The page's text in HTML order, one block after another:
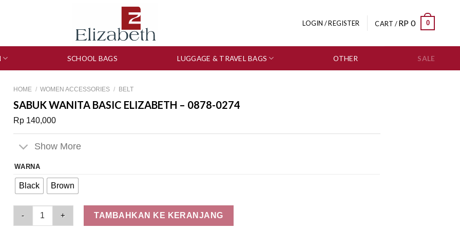
LOGIN / REGISTER CART /RP 0 0
SCHOOL BAGS LUGGAGE & TRAVEL BAGS OTHER SALE
HOME / WOMEN ACCESSORIES / BELT
SABUK WANITA BASIC ELIZABETH – 0878-0274
Rp 140,000
Show More
WARNA
Black Brown
Sabuk Wanita Basic Elizabeth – 0878-0274 quantity
TAMBAHKAN KE KERANJANG